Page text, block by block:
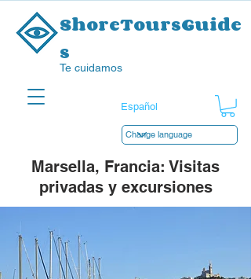
ShoreToursGuide
s
Te cuidamos
Marsella, Francia: Visitas
privadas y excursiones